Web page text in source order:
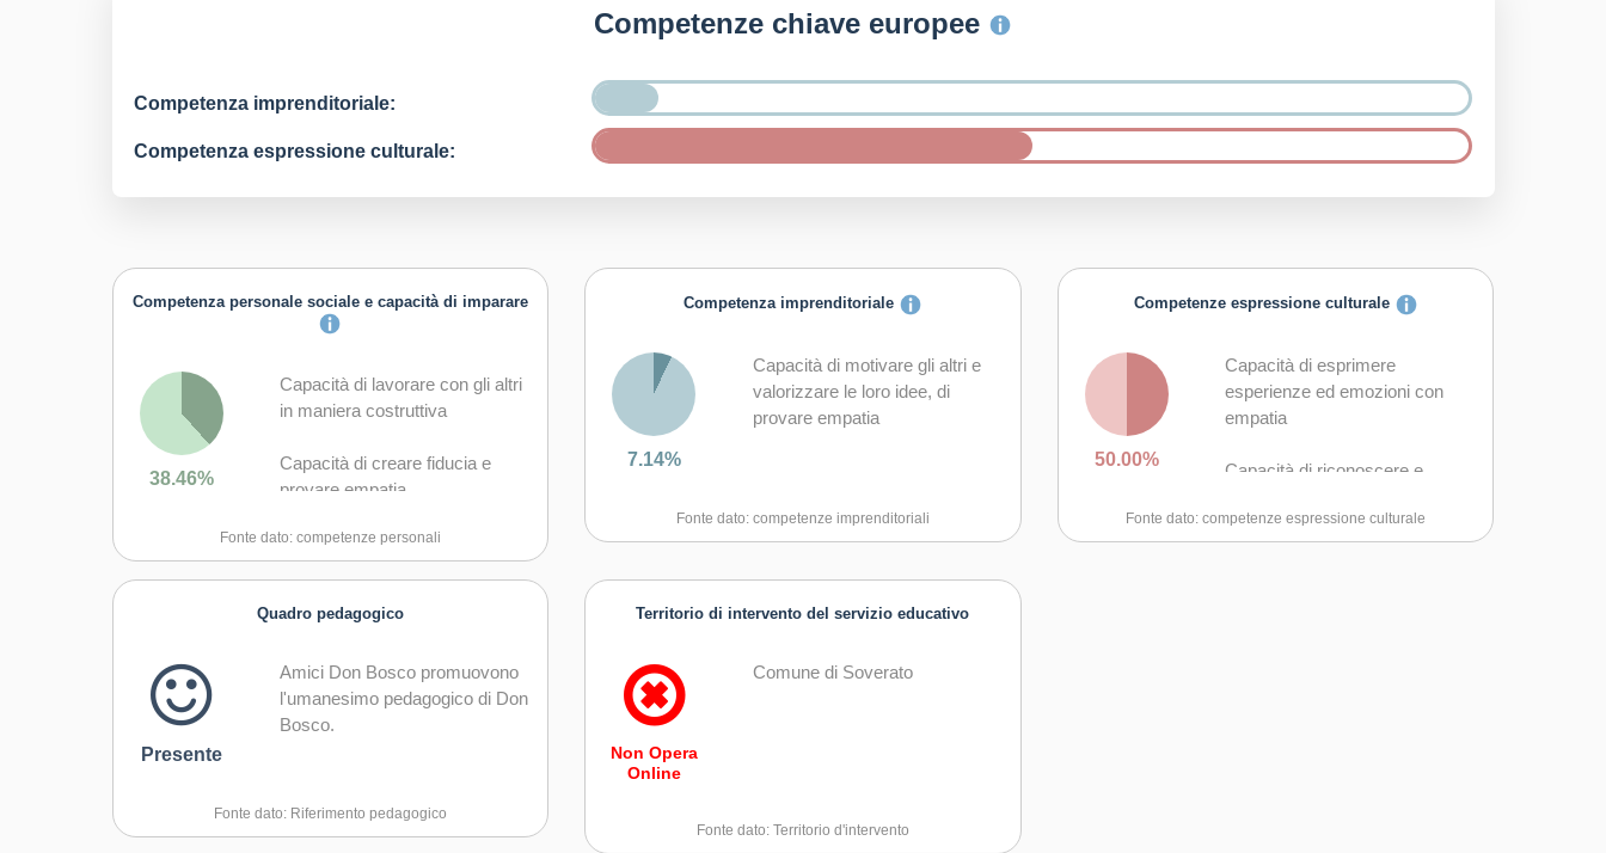
Competenze chiave europee
Competenza imprenditoriale:
Competenza espressione culturale:
Competenza personale sociale e capacità di imparare
38.46%
Capacità di lavorare con gli altri
in maniera costruttiva
Capacità di creare fiducia e
provare empatia
Capacità di esprimere e
comprendere punti di vista
Capacità di gestire il proprio
apprendimento e la propria
Fonte dato: competenze personali
Competenza imprenditoriale
7.14%
Capacità di motivare gli altri e
valorizzare le loro idee, di
provare empatia
Fonte dato: competenze imprenditoriali
Competenze espressione culturale
50.00%
Capacità di esprimere
esperienze ed emozioni con
empatia
Capacità di riconoscere e
valorizzazione personale,
sociale o commerciale
Fonte dato: competenze espressione culturale
Quadro pedagogico
Presente
Amici Don Bosco promuovono
l'umanesimo pedagogico di Don
Bosco.
Fonte dato: Riferimento pedagogico
Territorio di intervento del servizio educativo
Non Opera
Online
Comune di Soverato
Fonte dato: Territorio d'intervento